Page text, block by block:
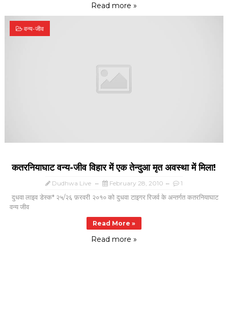
Read more »
वन्य-जीव
कतरनियाघाट वन्य-जीव विहार में एक तेन्दुआ मृत अवस्था में मिला!
Dudhwa Live February 28, 2010 1
दुधवा लाइव डेस्क* २५/२६ फ़रवरी २०१० को दुधवा टाइगर रिजर्व के अन्तर्गत कतरनियाघाट
वन्य जीव
Read More »
Read more »